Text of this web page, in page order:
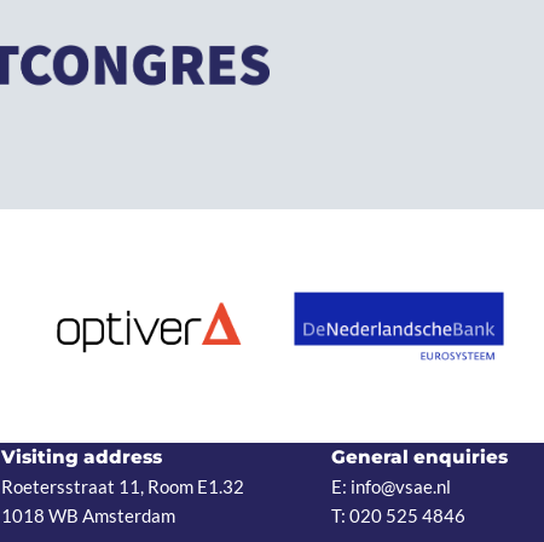
Visiting address
Roetersstraat 11, Room E1.32
1018 WB Amsterdam
General enquiries
E: info@vsae.nl
T: 020 525 4846